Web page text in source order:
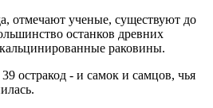
отмечают ученые, существуют до
останков древних
раковины.
остракод - и самок и самцов, чья